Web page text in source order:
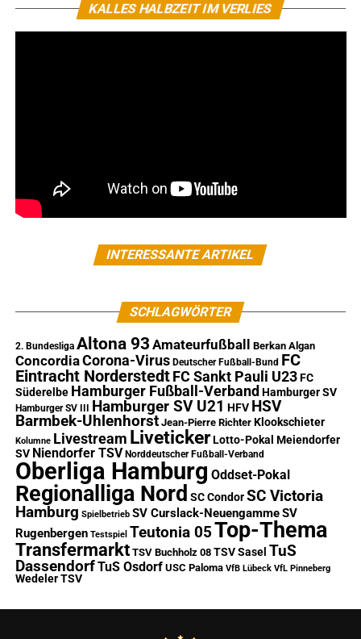
KALLES HALBZEIT IM VERLIES
INTERESSANTE ARTIKEL
SCHLAGWÖRTER
2. Bundesliga Altona 93 Amateurfußball Berkan Algan
ConcordiaCorona-Virus Deutscher Fußball-Bund FC
Eintracht Norderstedt FC Sankt Pauli U23 FC
Süderelbe Hamburger Fußball-Verband Hamburger SV
Hamburger SV III Hamburger SV U21 HFV HSV
Barmbek-Uhlenhorst Jean-Pierre Richter Klookschieter
Kolumne Livestream Liveticker Lotto-Pokal Meiendorfer
SV Niendorfer TSV Norddeutscher Fußball-Verband
Oberliga Hamburg Oddset-Pokal
Regionalliga Nord SC Condor SC Victoria
Hamburg Spielbetrieb SV Curslack-NeuengammeSV
Rugenbergen Testspiel Teutonia 05Top-Thema
Transfermarkt TSV Buchholz 08 TSV Sasel TuS
DassendorfTuS Osdorf USC Paloma VfB Lübeck VfL Pinneberg
Wedeler TSV